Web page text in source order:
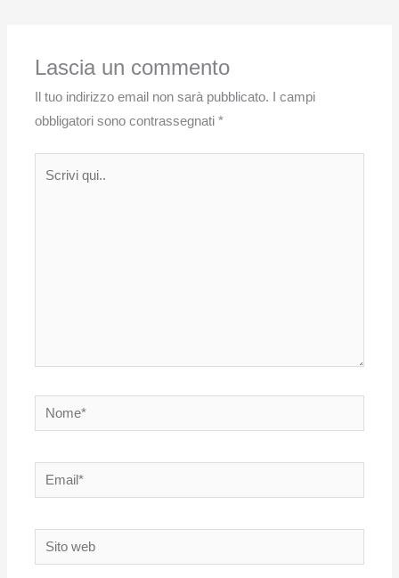
Lascia un commento
Il tuo indirizzo email non sarà pubblicato.
I campi
obbligatori sono contrassegnati*
Nome*
Email*
Sito
web